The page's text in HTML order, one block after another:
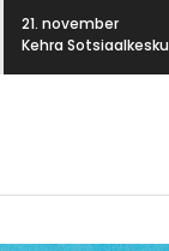
21. november
Kehra